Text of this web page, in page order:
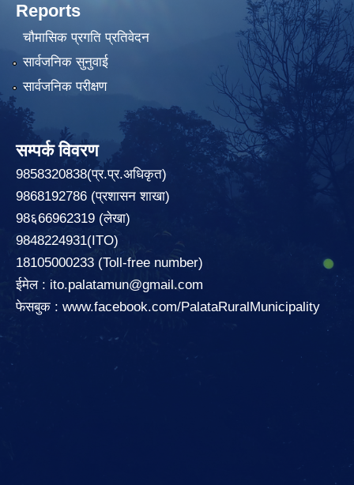
Reports
चौमासिक प्रगति प्रतिवेदन
सार्वजनिक सुनुवाई
सार्वजनिक परीक्षण
सम्पर्क विवरण
9858320838(प्र.प्र.अधिकृत)
9868192786 (प्रशासन शाखा)
98६66962319 (लेखा)
9848224931(ITO)
18105000233 (Toll-free number)
ईमेल : ito.palatamun@gmail.com
फेसबुक : www.facebook.com/PalataRuralMunicipality